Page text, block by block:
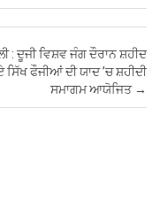
ail ar
e
: ਦੂਜੀ ਵਿਸ਼ਵ ਜੰਗ ਦੌਰਾਨ ਸ਼ਹੀਦ
ਸਿੱਖ ਫੌਜੀਆਂ ਦੀ ਯਾਦ ’ਚ ਸ਼ਹੀਦੀ
ਸਮਾਗਮ ਆਯੋਜਿਤ →